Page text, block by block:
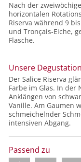
Nach der
horizontalen
Riserva während 9
und Tronçais-Eiche,
Flasche.
Unsere
Der Salice Riserva
Farbe im Glas. In der
Anklängen von
Vanille. Am Gaumen
schmeichelnder
intensiven Abgang.
Passend zu